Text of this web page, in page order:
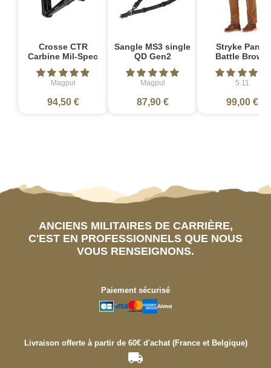
Crosse CTR
Carbine Mil-Spec
Magpul
94,50 €
Sangle MS3 single
QD Gen2
Magpul
87,90 €
Stryke Pant -
Battle Brown
5.11
99,00 €
ANCIENS MILITAIRES DE CARRIÈRE,
C'EST EN PROFESSIONNELS QUE NOUS
VOUS RENSEIGNONS.
Paiement sécurisé
Livraison offerte à partir de 60€ d'achat (France et Belgique)